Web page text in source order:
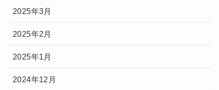
2025年3月
2025年2月
2025年1月
2024年12月